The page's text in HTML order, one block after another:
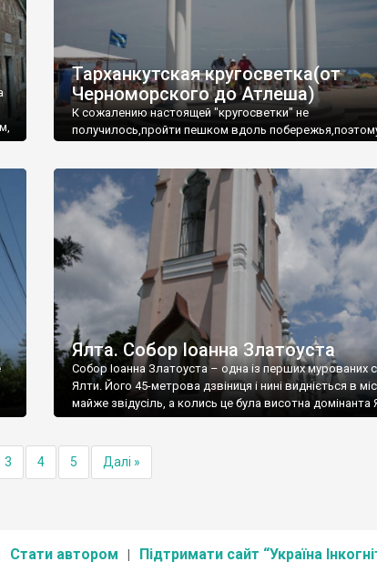
Тарханкутская кругосветка(от
Черноморского до Атлеша)
К сожалению настоящей "кругосветки" не
получилось,пройти пешком вдоль
Ялта. Собор Іоанна Златоуста
Собор Іоанна Златоуста – одна із перших мурованих
Ялти. Його 45-метрова дзвіниця і нині видніється в
майже звідусіль, а колись це була висотна домінанта
3 4 5 Далі »
Стати автором Підтримати сайт “Україна